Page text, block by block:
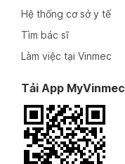
Hệ thống cơ sở y tế
Tìm bác sĩ
Làm việc tại Vinmec
Tải App MyVinmec